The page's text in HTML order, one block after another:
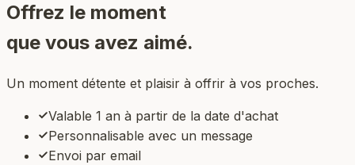
Offrez le moment
que vous avez aimé.
Un moment détente et plaisir à offrir à vos proches.
Valable 1 an à partir de la date d'achat
Personnalisable avec un message
Envoi par email